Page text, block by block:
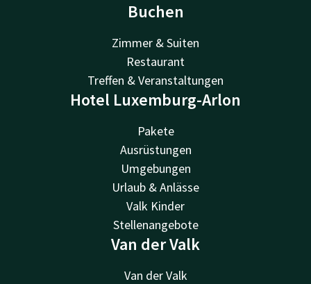
Buchen
Zimmer & Suiten
Restaurant
Treffen & Veranstaltungen
Hotel Luxemburg-Arlon
Pakete
Ausrüstungen
Umgebungen
Urlaub & Anlässe
Valk Kinder
Stellenangebote
Van der Valk
Van der Valk